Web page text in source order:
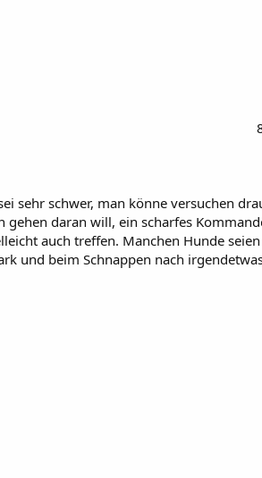
sehr schwer, man könne versuchen
daran will, ein scharfes
auch treffen. Manchen Hunde
und beim Schnappen nach